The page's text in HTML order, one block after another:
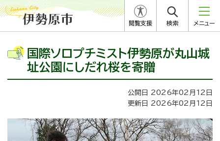
閲覧支援 検索 メニュー
国際ソロプチミスト伊勢原が丸山城
址公園にしだれ桜を寄贈
公開日 2026年02月12日
更新日 2026年02月12日